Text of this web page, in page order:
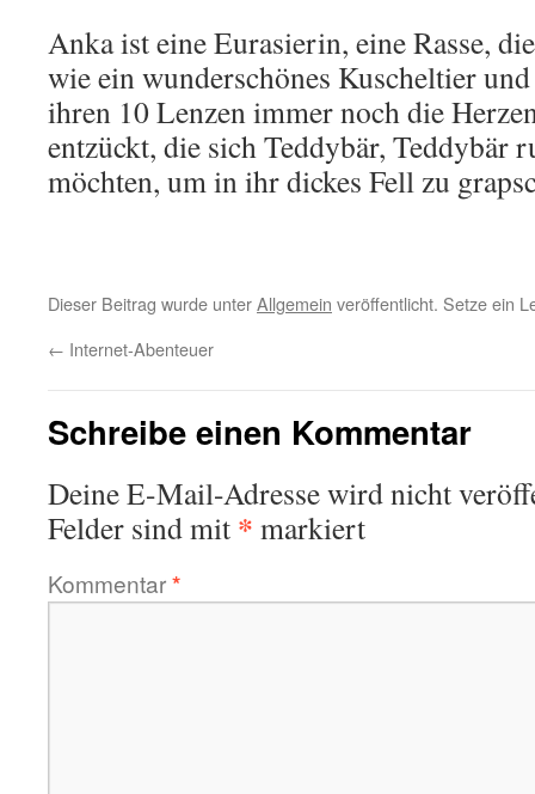
Anka ist eine Eurasierin, eine Rasse,
wie ein wunderschönes Kuscheltier
ihren 10 Lenzen immer noch die
entzückt, die sich Teddybär, Teddybär
möchten, um in ihr dickes Fell zu
Dieser Beitrag wurde unterAllgemein veröffentlicht. Setze ein
← Internet-Abenteuer
Schreibe einen Kommentar
Deine E-Mail-Adresse wird nicht
Felder sind mit * markiert
Kommentar*